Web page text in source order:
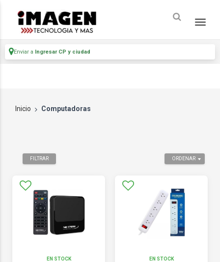
Enviar a Ingresar CP y ciudad
Inicio Computadoras
ORDENAR
FILTRAR
EN STOCK EN STOCK